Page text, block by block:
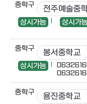
중학구 전주예술중
상시가능 상시가능
중학구 봉서중학교
상시가능
중학구 용진중학교